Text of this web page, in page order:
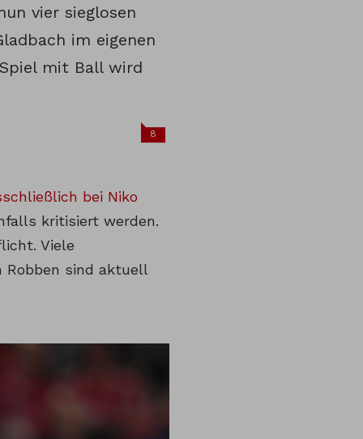
vier sieglosen
im eigenen
mit Ball wird
8
bei Niko
kritisiert werden.
Viele
Robben sind aktuell